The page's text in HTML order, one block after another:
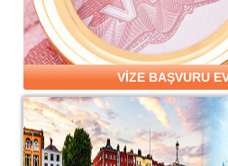
VİZE BAŞVURU